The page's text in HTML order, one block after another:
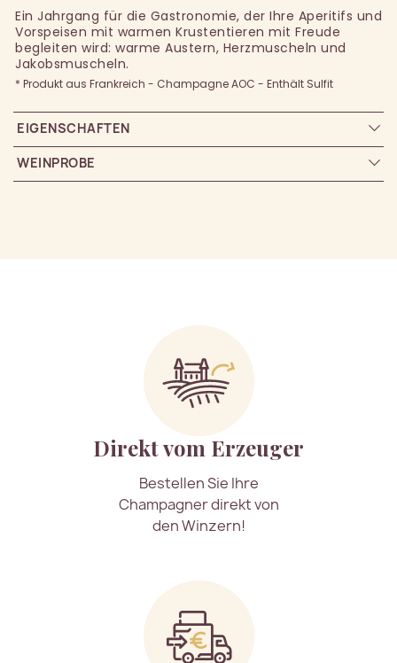
Ein Jahrgang für die Gastronomie, der Ihre Aperitifs und
Vorspeisen mit warmen Krustentieren mit Freude
begleiten wird: warme Austern, Herzmuscheln und
Jakobsmuscheln.
* Produkt aus Frankreich - Champagne AOC - Enthält Sulfit
EIGENSCHAFTEN
WEINPROBE
Direkt vom Erzeuger
Bestellen Sie Ihre
Champagner direkt von
den Winzern!